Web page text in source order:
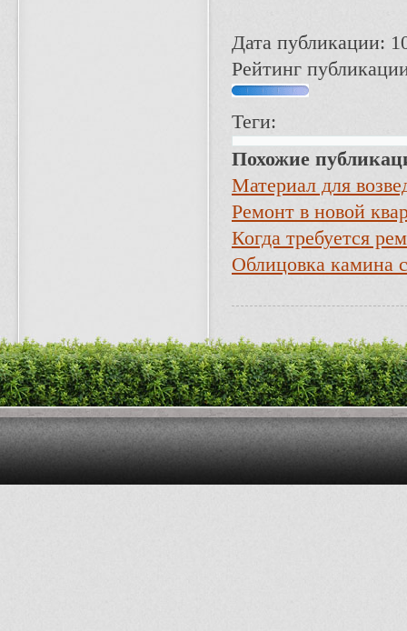
Дата публикации:
Рейтинг
Теги:
Похожие
Материал для
Ремонт в новой
Когда требуется
Облицовка камина